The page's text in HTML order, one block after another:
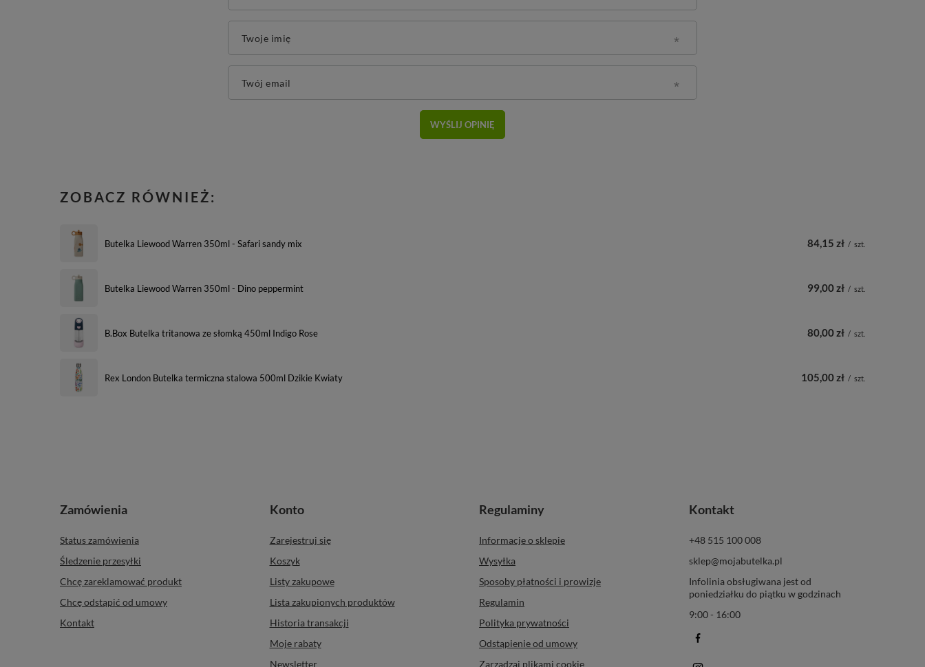
Twoje imię
Twój email
WYŚLIJ OPINIĘ
ZOBACZ RÓWNIEŻ:
Butelka Liewood Warren 350ml - Safari sandy mix 84,15 zł / szt.
Butelka Liewood Warren 350ml - Dino peppermint 99,00 zł / szt.
B.Box Butelka tritanowa ze słomką 450ml Indigo Rose 80,00 zł / szt.
Rex London Butelka termiczna stalowa 500ml Dzikie Kwiaty 105,00 zł / szt.
Zamówienia
Status zamówienia
Śledzenie przesyłki
Chcę zareklamować produkt
Chcę odstąpić od umowy
Kontakt
Konto
Zarejestruj się
Koszyk
Listy zakupowe
Lista zakupionych produktów
Historia transakcji
Moje rabaty
Newsletter
Regulaminy
Informacje o sklepie
Wysyłka
Sposoby płatności i prowizje
Regulamin
Polityka prywatności
Odstąpienie od umowy
Zarządzaj plikami cookie
Kontakt
+48 515 100 008
sklep@mojabutelka.pl
Infolinia obsługiwana jest od
poniedziałku do piątku w godzinach
9:00 - 16:00